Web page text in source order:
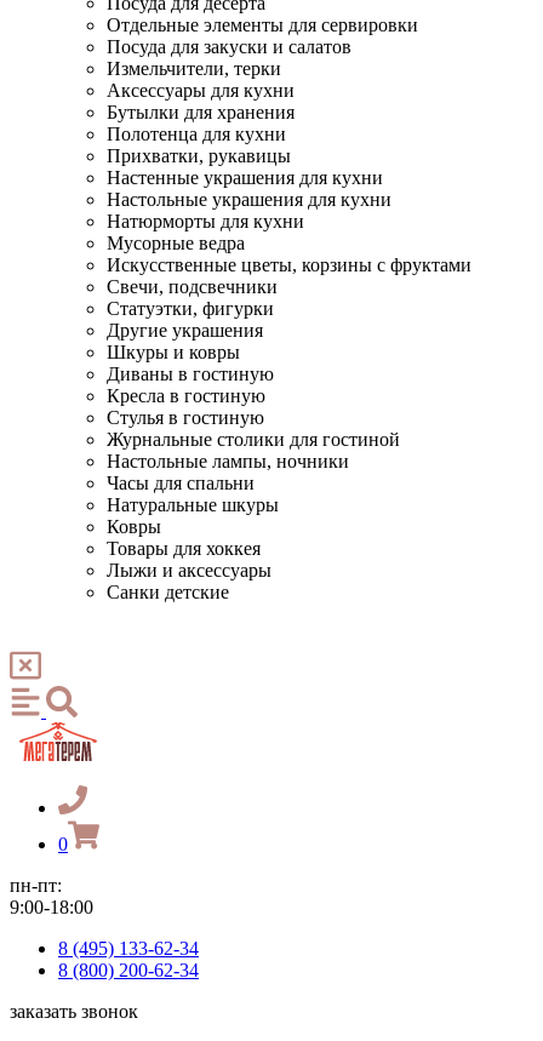
Отдельные элементы для сервировки
Посуда для закуски и салатов
Измельчители, терки
Аксессуары для кухни
Бутылки для хранения
Полотенца для кухни
Прихватки, рукавицы
Настенные украшения для кухни
Настольные украшения для кухни
Натюрморты для кухни
Мусорные ведра
Искусственные цветы, корзины с фруктами
Свечи, подсвечники
Статуэтки, фигурки
Другие украшения
Шкуры и ковры
Диваны в гостиную
Кресла в гостиную
Стулья в гостиную
Журнальные столики для гостиной
Настольные лампы, ночники
Часы для спальни
Натуральные шкуры
Ковры
Товары для хоккея
Лыжи и аксессуары
Санки детские
0
пн-пт:
9:00-18:00
8 (495) 133-62-34
8 (800) 200-62-34
заказать звонок